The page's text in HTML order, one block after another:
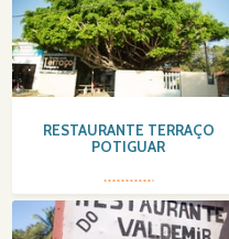
RESTAURANTE TERRAÇO
POTIGUAR